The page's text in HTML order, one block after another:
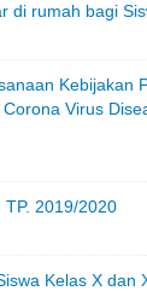
di rumah bagi
Kebijakan
Virus
TP. 2019/2020
Kelas X dan